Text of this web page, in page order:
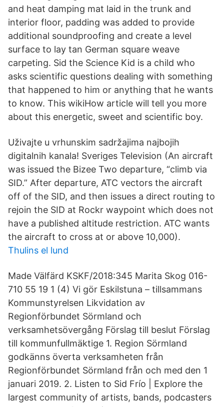
and heat damping mat laid in the trunk and
interior floor, padding was added to provide
additional soundproofing and create a level
surface to lay tan German square weave
carpeting. Sid the Science Kid is a child who
asks scientific questions dealing with something
that happened to him or anything that he wants
to know. This wikiHow article will tell you more
about this energetic, sweet and scientific boy.
Uživajte u vrhunskim sadržajima najbojih
digitalnih kanala! Sveriges Television (An aircraft
was issued the Bizee Two departure, “climb via
SID.” After departure, ATC vectors the aircraft
off of the SID, and then issues a direct routing to
rejoin the SID at Rockr waypoint which does not
have a published altitude restriction. ATC wants
the aircraft to cross at or above 10,000).
Thulins el lund
Made Välfärd KSKF/2018:345 Marita Skog 016-
710 55 19 1 (4) Vi gör Eskilstuna – tillsammans
Kommunstyrelsen Likvidation av
Regionförbundet Sörmland och
verksamhetsövergång Förslag till beslut Förslag
till kommunfullmäktige 1. Region Sörmland
godkänns överta verksamheten från
Regionförbundet Sörmland från och med den 1
januari 2019. 2. Listen to Sid Frío | Explore the
largest community of artists, bands, podcasters